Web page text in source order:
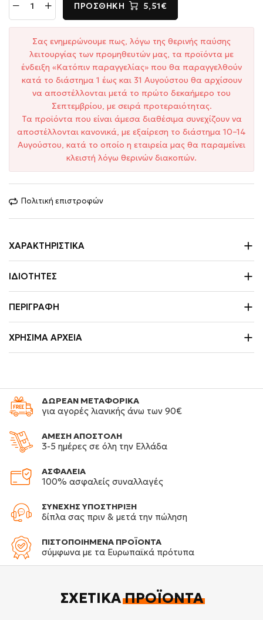
ΠΡΟΣΘΉΚΗ 5,51€
Σας ενημερώνουμε πως, λόγω της θερινής παύσης
λειτουργίας των προμηθευτών μας, τα προϊόντα με
ένδειξη «Κατόπιν παραγγελίας» που θα παραγγελθούν
κατά το διάστημα 1 έως και 31 Αυγούστου θα αρχίσουν
να αποστέλλονται μετά το πρώτο δεκαήμερο του
Σεπτεμβρίου, με σειρά προτεραιότητας.
Τα προϊόντα που είναι άμεσα διαθέσιμα συνεχίζουν να
αποστέλλονται κανονικά, με εξαίρεση το διάστημα 10–14
Αυγούστου, κατά το οποίο η εταιρεία μας θα παραμείνει
κλειστή λόγω θερινών διακοπών.
Πολιτική επιστροφών
ΧΑΡΑΚΤΗΡΙΣΤΙΚΆ
ΙΔΙΌΤΗΤΕΣ
ΠΕΡΙΓΡΑΦΉ
ΧΡΉΣΙΜΑ ΑΡΧΕΊΑ
ΔΩΡΕΑΝ ΜΕΤΑΦΟΡΙΚΑ
για αγορές λιανικής άνω των 90€
ΑΜΕΣΗ ΑΠΟΣΤΟΛΗ
3-5 ημέρες σε όλη την Ελλάδα
ΑΣΦΑΛΕΙΑ
100% ασφαλείς συναλλαγές
ΣΥΝΕΧΗΣ ΥΠΟΣΤΗΡΙΞΗ
δίπλα σας πριν & μετά την πώληση
ΠΙΣΤΟΠΟΙΗΜΕΝΑ ΠΡΟΪΟΝΤΑ
σύμφωνα με τα Ευρωπαϊκά πρότυπα
ΣΧΕΤΙΚΆΠΡΟΪΌΝΤΑ